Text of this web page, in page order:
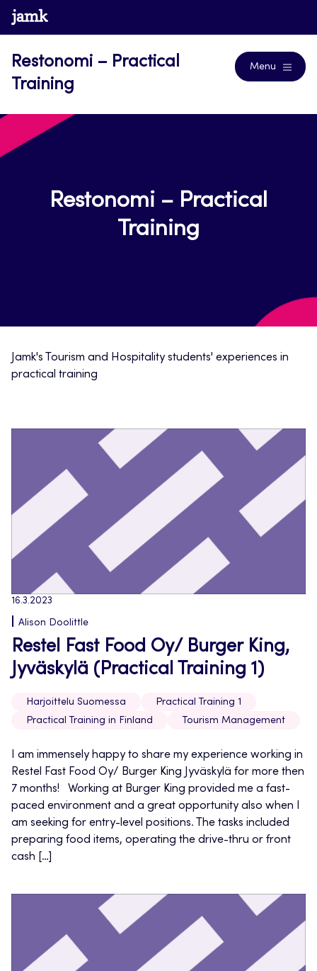
Siirry
suoraan
www.jamk.fi
Restonomi – Practical
Training
Menu
Restonomi – Practical
Training
Jamk's Tourism and Hospitality students' experiences in
practical training
16.3.2023
Alison Doolittle
Restel Fast Food Oy/ Burger King,
Jyväskylä (Practical Training 1)
Harjoittelu Suomessa
Practical Training 1
Practical Training in Finland
Tourism Management
I am immensely happy to share my experience working in
Restel Fast Food Oy/ Burger King Jyväskylä for more then
7 months! Working at Burger King provided me a fast-
paced environment and a great opportunity also when I
am seeking for entry-level positions. The tasks included
preparing food items, operating the drive-thru or front
cash […]